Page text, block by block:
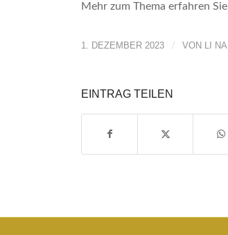
Mehr zum Thema erfahren Sie
1. DEZEMBER 2023 / VON LI NA
EINTRAG TEILEN